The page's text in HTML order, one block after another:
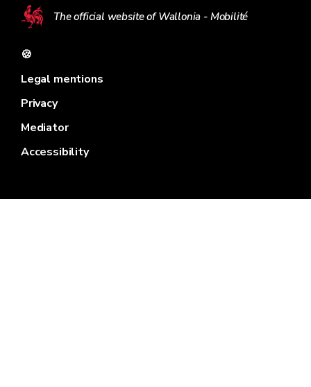
The official website of Wallonia - Mobilité
🍪
Legal mentions
Privacy
Mediator
Accessibility